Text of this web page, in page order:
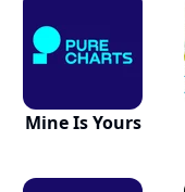
Mine Is Yours